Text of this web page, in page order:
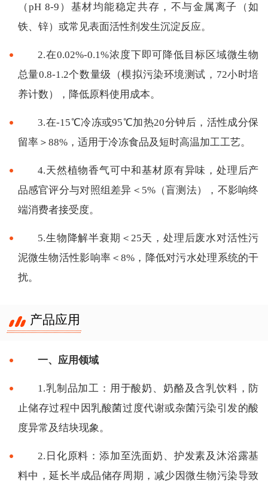
（pH 8-9）基材均能稳定共存，不与金属离子（如
铁、锌）或常见表面活性剂发生沉淀反应。
2.在0.02%-0.1%浓度下即可降低目标区域微生物
总量0.8-1.2个数量级（模拟污染环境测试，72小时培
养计数），降低原料使用成本。
3.在-15℃冷冻或95℃加热20分钟后，活性成分保
留率＞88%，适用于冷冻食品及短时高温加工工艺。
4.天然植物香气可中和基材原有异味，处理后产
品感官评分与对照组差异＜5%（盲测法），不影响终
端消费者接受度。
5.生物降解半衰期＜25天，处理后废水对活性污
泥微生物活性影响率＜8%，降低对污水处理系统的干
扰。
产品应用
一、应用领域
1.乳制品加工：用于酸奶、奶酪及含乳饮料，防
止储存过程中因乳酸菌过度代谢或杂菌污染引发的酸
度异常及结块现象。
2.日化原料：添加至洗面奶、护发素及沐浴露基
料中，延长半成品储存周期，减少因微生物污染导致